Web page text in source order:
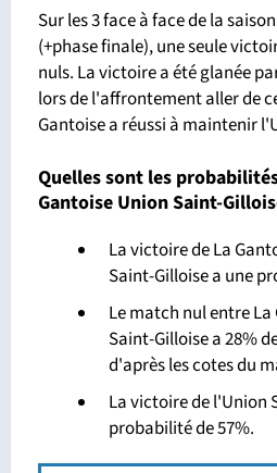
Sur les 3 face à face de la
(+phase finale), une seule
nuls. La victoire a été glanée
lors de l'affrontement aller de
Gantoise a réussi à maintenir
Quelles sont les
Gantoise Union Saint-
La victoire de La
Saint-Gilloise a une
Le match nul entre
Saint-Gilloise a 28%
d'après les cotes du
La victoire de l'Union
probabilité de 57%.